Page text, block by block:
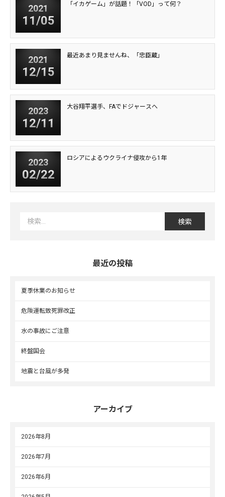
2021
11/05
「イカゲーム」が話題！「VOD」って何？
2021
12/15
最近あまり見ませんね、「忠臣蔵」
2023
12/11
大谷翔平選手、FAでドジャースへ
2023
02/22
ロシアによるウクライナ侵攻から1年
最近の投稿
夏季休業のお知らせ
危険運転致死罪改正
水の事故にご注意
終盤国会
地震と台風が多発
アーカイブ
2026年8月
2026年7月
2026年6月